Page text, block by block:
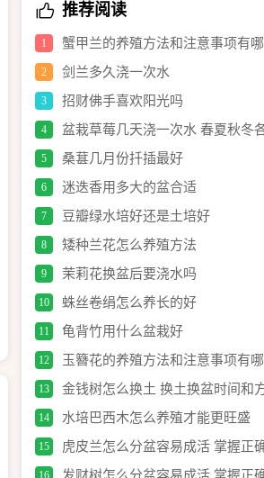
推荐阅读
1 蟹甲兰的养殖方法和注意事项有
2 剑兰多久浇一次水
3 招财佛手喜欢阳光吗
4 盆栽草莓几天浇一次水 春夏秋冬
5 桑葚几月份扦插最好
6 迷迭香用多大的盆合适
7 豆瓣绿水培好还是土培好
8 矮种兰花怎么养殖方法
9 茉莉花换盆后要浇水吗
10 蛛丝卷绢怎么养长的好
11 龟背竹用什么盆栽好
12 玉簪花的养殖方法和注意事项有
13 金钱树怎么换土 换土换盆时间和
14 水培巴西木怎么养殖才能更旺盛
15
虎皮兰怎么分盆容易成活 掌握正
间和
16 发财树怎么分盆容易成活 掌握正